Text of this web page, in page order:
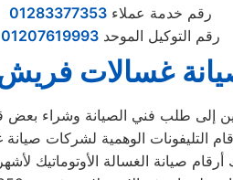
رقم خدمة عملاء 01283377353
رقم التوكيل الموحد 01207619993
غسالات فريش
إلى طلب فني الصيانة وشراء بعض